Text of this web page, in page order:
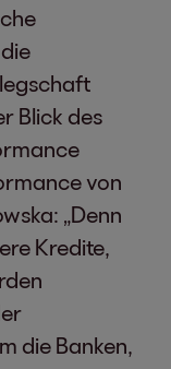
Blick des
von
„Denn
Kredite,
die Banken,